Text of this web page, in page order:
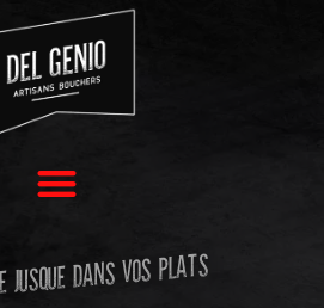
JUSQUE DANS VOS PLATS